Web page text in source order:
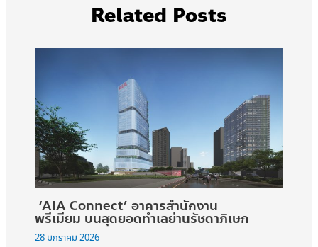
Related Posts
‘AIA Connect’ อาคารสำนักงาน
พรีเมียม บนสุดยอดทำเลย่านรัชดาภิเษก
28 มกราคม 2026